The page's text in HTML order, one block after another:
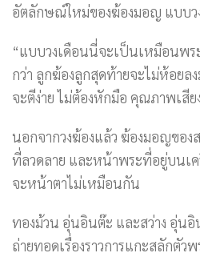
อัตลักษณ์ใหม่ของฆ้องมอญ แบบว
“แบบวงเดือนนี่จะเป็นเหมือนพร
กว่า ลูกฆ้องลูกสุดท้ายจะไม่ห้อยล
จะตีง่าย ไม่ต้องหักมือ คุณภาพเสีย
นอกจากวงฆ้องแล้ว ฆ้องมอญของ
ที่ลวดลาย และหน้าพระที่อยู่บนเ
จะหน้าตาไม่เหมือนกัน
ทองม้วน อุ่นอินต๊ะ และสว่าง อุ่นอิ
ถ่ายทอดเรื่องราวการแกะสลักตัว